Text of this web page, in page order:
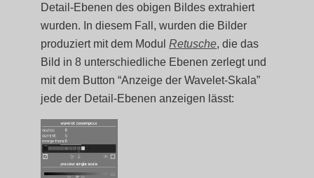
Detail-Ebenen des obigen Bildes extrahiert
wurden. In diesem Fall, wurden die Bilder
produziert mit dem ModulRetusche, die das
Bild in 8 unterschiedliche Ebenen zerlegt und
mit dem Button “Anzeige der Wavelet-Skala”
jede der Detail-Ebenen anzeigen lässt: